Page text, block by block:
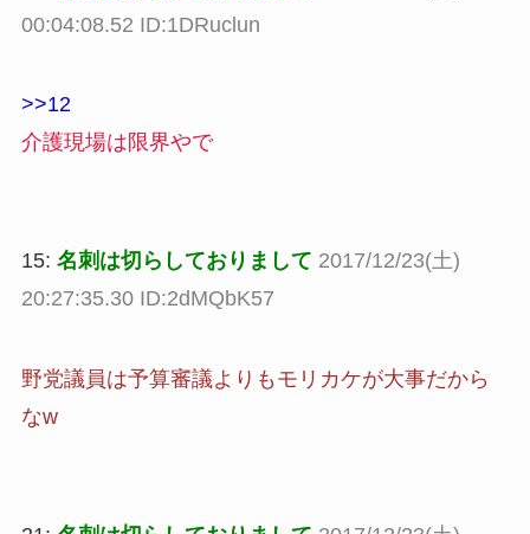
00:04:08.52 ID:1DRuclun
>>12
介護現場は限界やで
15: 名刺は切らしておりまして 2017/12/23(土)
20:27:35.30 ID:2dMQbK57
野党議員は予算審議よりもモリカケが大事だから
なw